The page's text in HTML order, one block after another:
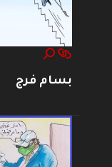
بسام فرج